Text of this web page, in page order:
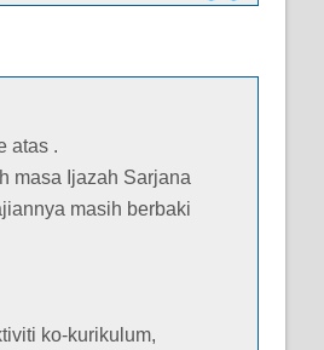
atas .
masa Ijazah Sarjana
masih berbaki
ko-kurikulum,